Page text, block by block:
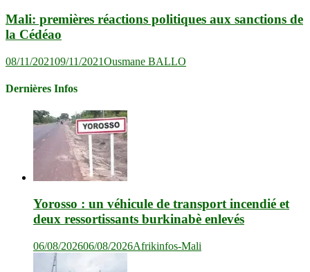
Mali: premières réactions politiques aux sanctions de
la Cédéao
08/11/202109/11/2021Ousmane BALLO
Dernières Infos
Yorosso : un véhicule de transport incendié et
deux ressortissants burkinabè enlevés
06/08/202606/08/2026Afrikinfos-Mali